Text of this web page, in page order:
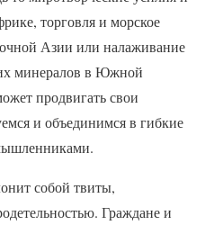
торговля и морское
Азии или налаживание
минералов в Южной
продвигать свои
и объединимся в гибкие
собой твиты,
Граждане и